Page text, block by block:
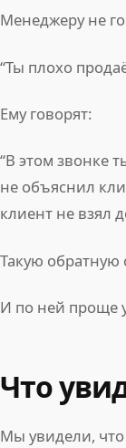
Менеджеру не
“Ты плохо
Ему говорят:
“В этом звонке
не объяснил
клиент не взял
Такую обратную
И по ней проще
Что
Мы увидели,